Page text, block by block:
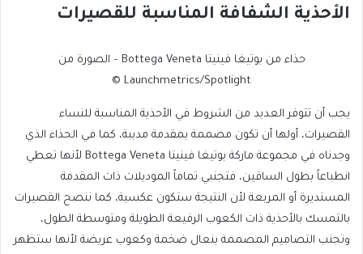
الأحذية الشفافة المناسبة للقصيرات
حذاء من بوتيغا فينيتا Bottega Veneta – الصورة من
Launchmetrics/Spotlight ©
يجب أن تتوفر العديد من الشروط في الأحذية المناسبة للنساء
القصيرات، أولها أن تكون مصممة بمقدمة مدببة، كما في الحذاء الذي
وجدناه في مجموعة ماركة بوتيغا فينيتا Bottega Veneta لأنها تعطي
انطباعاً بطول الساقين، فتجنبي تماماً الموديلات ذات المقدمة
المستديرة أو المربعة لأن النتيجة ستكون عكسية، كما ننصح القصيرات
بالتمسك بالأحذية ذات الكعوب الرفيعة الطويلة ومتوسطة الطول،
وتجنب التصاميم المصممة بنعال ضخمة وكعوب عريضة لأنها ستظهر